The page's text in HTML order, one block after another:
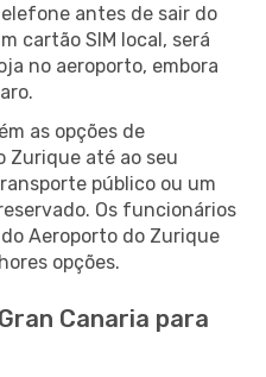
antes de sair do
cartão SIM local, será
no aeroporto, embora
as opções de
Zurique até ao seu
público ou um
Os funcionários
Aeroporto do Zurique
opções.
Canaria para